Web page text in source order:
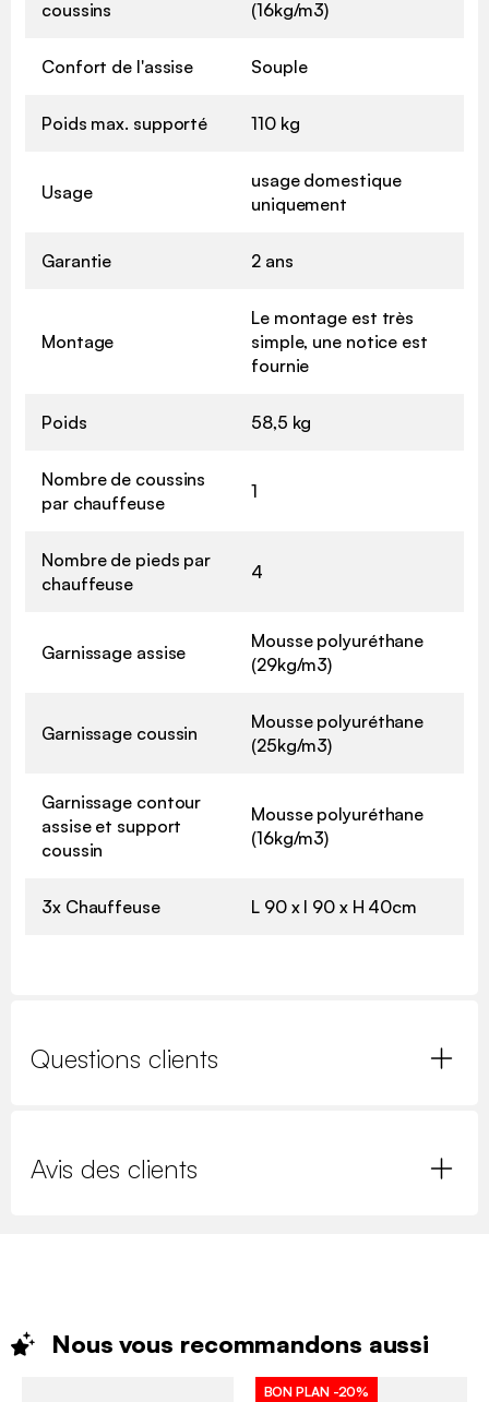
coussins (16kg/m3)
Confort de l'assise Souple
Poids max. supporté 110 kg
Usage
usage domestique
uniquement
Garantie 2 ans
Montage
Le montage est très
simple, une notice est
fournie
Poids 58,5 kg
Nombre de coussins
par chauffeuse
1
Nombre de pieds par
chauffeuse
4
Garnissage assise
Mousse polyuréthane
(29kg/m3)
Garnissage coussin
Mousse polyuréthane
(25kg/m3)
Garnissage contour
assise et support
coussin
Mousse polyuréthane
(16kg/m3)
3x Chauffeuse L 90 x l 90 x H 40cm
Questions clients
Avis des clients
Nous vous recommandons aussi
BON PLAN -20%